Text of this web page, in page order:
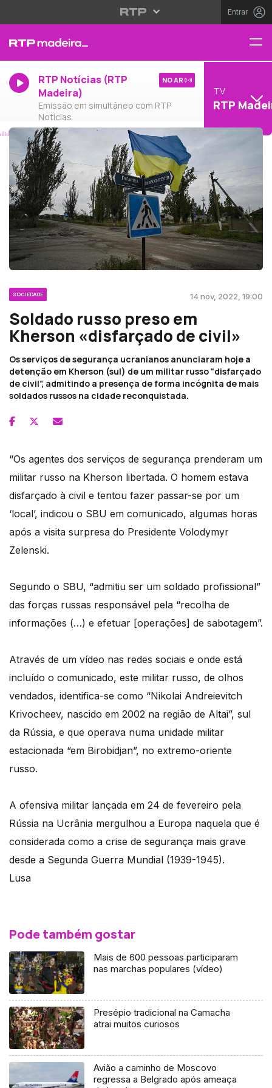
Entrar
RTP Notícias (RTP
Madeira)
Emissão em simultâneo com RTP
Notícias
NO AR
TV
RTP
SOCIEDADE 14 nov, 2022, 19:00
Soldado russo preso em
Kherson «disfarçado de civil»
Os serviços de segurança ucranianos anunciaram hoje a
detenção em Kherson (sul) de um militar russo “disfarçado
de civil”, admitindo a presença de forma incógnita de mais
soldados russos na cidade reconquistada.
“Os agentes dos serviços de segurança prenderam um
militar russo na Kherson libertada. O homem estava
disfarçado à civil e tentou fazer passar-se por um
‘local’, indicou o SBU em comunicado, algumas horas
após a visita surpresa do Presidente Volodymyr
Zelenski.
Segundo o SBU, “admitiu ser um soldado profissional”
das forças russas responsável pela “recolha de
informações (…) e efetuar [operações] de sabotagem”.
Através de um vídeo nas redes sociais e onde está
incluído o comunicado, este militar russo, de olhos
vendados, identifica-se como “Nikolai Andreievitch
Krivocheev, nascido em 2002 na região de Altai”, sul
da Rússia, e que operava numa unidade militar
estacionada “em Birobidjan”, no extremo-oriente
russo.
A ofensiva militar lançada em 24 de fevereiro pela
Rússia na Ucrânia mergulhou a Europa naquela que é
considerada como a crise de segurança mais grave
desde a Segunda Guerra Mundial (1939-1945).
Lusa
Pode também gostar
Mais de 600 pessoas participaram
nas marchas populares (vídeo)
Presépio tradicional na Camacha
atrai muitos curiosos
Avião a caminho de Moscovo
regressa a Belgrado após ameaça